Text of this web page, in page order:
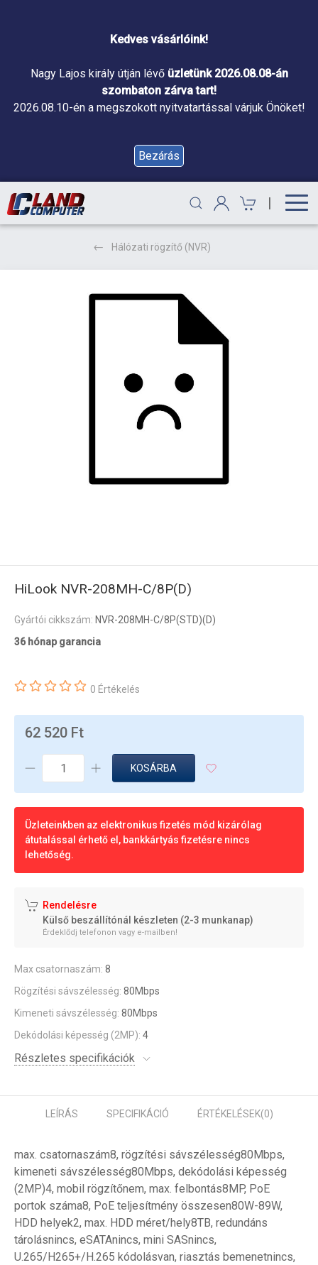
Kedves vásárlóink!
Nagy Lajos király útján lévő üzletünk 2026.08.08-án
szombaton zárva tart!
2026.08.10-én a megszokott nyitvatartással várjuk Önöket!
Bezárás
|
Hálózati rögzítő (NVR)
HiLook NVR-208MH-C/8P(D)
Gyártói cikkszám: NVR-208MH-C/8P(STD)(D)
36 hónap garancia
0 Értékelés
62 520 Ft
KOSÁRBA
Üzleteinkben az elektronikus fizetés mód kizárólag
átutalással érhető el, bankkártyás fizetésre nincs
lehetőség.
Rendelésre
Külső beszállítónál készleten (2-3 munkanap)
Érdeklődj telefonon vagy e-mailben!
Max csatornaszám: 8
Rögzítési sávszélesség: 80Mbps
Kimeneti sávszélesség: 80Mbps
Dekódolási képesség (2MP): 4
Részletes specifikációk
LEÍRÁS SPECIFIKÁCIÓ ÉRTÉKELÉSEK(0)
max. csatornaszám8, rögzítési sávszélesség80Mbps,
kimeneti sávszélesség80Mbps, dekódolási képesség
(2MP)4, mobil rögzítőnem, max. felbontás8MP, PoE
portok száma8, PoE teljesítmény összesen80W-89W,
HDD helyek2, max. HDD méret/hely8TB, redundáns
tárolásnincs, eSATAnincs, mini SASnincs,
U.265/H265+/H.265 kódolásvan, riasztás bemenetnincs,